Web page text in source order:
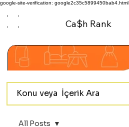
google-site-verification: google2c35c5899450bab4.html
Ca$h Rank
All Posts